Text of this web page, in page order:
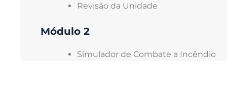
Revisão da Unidade
Módulo 2
Simulador de Combate a Incêndio